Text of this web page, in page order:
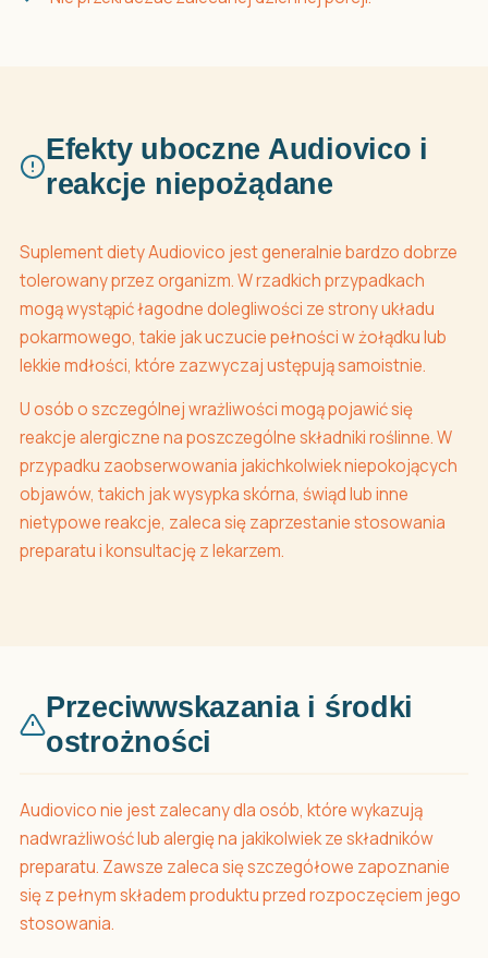
Efekty uboczne Audiovico i
reakcje niepożądane
Suplement diety Audiovico jest generalnie bardzo dobrze
tolerowany przez organizm. W rzadkich przypadkach
mogą wystąpić łagodne dolegliwości ze strony układu
pokarmowego, takie jak uczucie pełności w żołądku lub
lekkie mdłości, które zazwyczaj ustępują samoistnie.
U osób o szczególnej wrażliwości mogą pojawić się
reakcje alergiczne na poszczególne składniki roślinne. W
przypadku zaobserwowania jakichkolwiek niepokojących
objawów, takich jak wysypka skórna, świąd lub inne
nietypowe reakcje, zaleca się zaprzestanie stosowania
preparatu i konsultację z lekarzem.
Przeciwwskazania i środki
ostrożności
Audiovico nie jest zalecany dla osób, które wykazują
nadwrażliwość lub alergię na jakikolwiek ze składników
preparatu. Zawsze zaleca się szczegółowe zapoznanie
się z pełnym składem produktu przed rozpoczęciem jego
stosowania.